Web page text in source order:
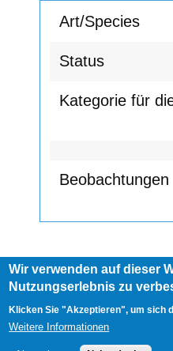
Footer
menu
AGB Impressum Links
User
account
Wir verwenden auf dieser
Nutzungserlebnis zu
Klicken Sie "Akzeptieren", um sich
Weitere Informationen